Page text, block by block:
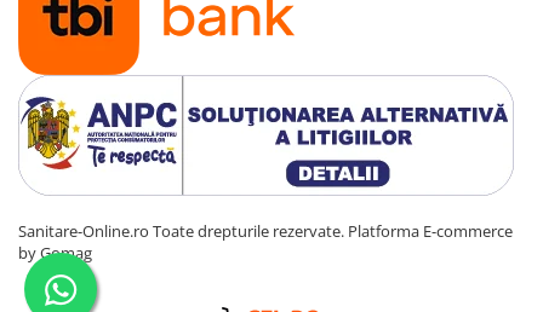
Sanitare-Online.ro Toate drepturile rezervate. Platforma E-commerce
by Gomag